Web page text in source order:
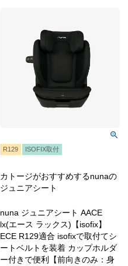
R129 ISOFIX取付
カトージがおすすめするnunaの
ジュニアシート
nuna ジュニアシート AACE
lx(エース ラックス)【isofix】
ECE R129適合 isofixで取付てシ
ートベルトを装着 カップホルダ
ー付きで便利【前向きのみ：身